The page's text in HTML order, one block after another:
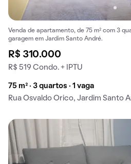
Venda de apartamento, de 75 m² com 3
garagem em Jardim Santo André.
R$ 310.000
R$ 519 Condo. + IPTU
75 m² · 3 quartos · 1 vaga
Rua Osvaldo Orico, Jardim Santo